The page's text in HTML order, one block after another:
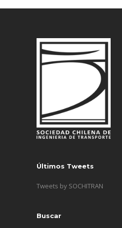
Últimos Tweets
Tweets by SOCHITRAN
Buscar